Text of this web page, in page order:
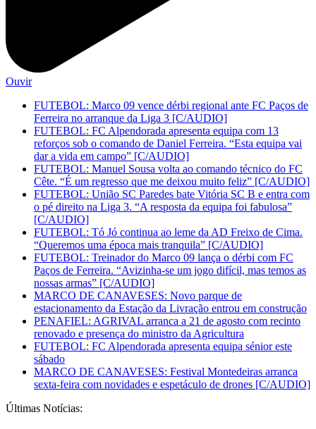
Ouvir
FUTEBOL: Marco 09 vence dérbi regional ante FC Paços de
Ferreira no arranque da Liga 3 [C/AUDIO]
FUTEBOL: FC Alpendorada apresenta equipa com 13
reforços sob o comando de Daniel Ferreira. “Esta equipa vai
dar a vida em campo” [C/AUDIO]
FUTEBOL: Manuel Sousa volta ao comando técnico do FC
Cête. “É um regresso que me deixou muito feliz” [C/AUDIO]
FUTEBOL: União SC Paredes bate Vitória SC B e entra com
o pé direito na Liga 3. “A resposta da equipa foi fabulosa”
[C/AUDIO]
FUTEBOL: Tó Jó continua ao leme da AD Freixo de Cima.
“Queremos uma época mais tranquila” [C/AUDIO]
FUTEBOL: Treinador do Marco 09 lança o dérbi com FC
Paços de Ferreira. “Avizinha-se um jogo difícil, mas temos as
nossas armas” [C/AUDIO]
MARCO DE CANAVESES: Novo parque de
estacionamento da Estação da Livração entrou em construção
PENAFIEL: AGRIVAL arranca a 21 de agosto com recinto
renovado e presença do ministro da Agricultura
FUTEBOL: FC Alpendorada apresenta equipa sénior este
sábado
MARCO DE CANAVESES: Festival Montedeiras arranca
sexta-feira com novidades e espetáculo de drones [C/AUDIO]
Últimas Notícias: